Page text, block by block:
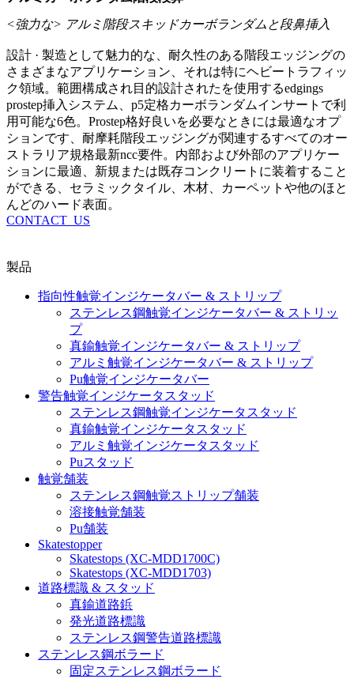
<強力な> アルミ階段スキッドカーボランダムと段鼻挿入
設計 · 製造として魅力的な、耐久性のある階段エッジングの
さまざまなアプリケーション、それは特にヘビートラフィッ
ク領域。範囲構成され目的設計されたを使用するedgings
prostep挿入システム、p5定格カーボランダムインサートで利
用可能な6色。Prostep格好良いを必要なときには最適なオプ
ションです、耐摩耗階段エッジングが関連するすべてのオー
ストラリア規格最新ncc要件。内部および外部のアプリケー
ションに最適、新規または既存コンクリートに装着すること
ができる、セラミックタイル、木材、カーペットや他のほと
んどのハード表面。
CONTACT_US
製品
指向性触覚インジケータバー & ストリップ
ステンレス鋼触覚インジケータバー & ストリッ
プ
真鍮触覚インジケータバー & ストリップ
アルミ触覚インジケータバー & ストリップ
Pu触覚インジケータバー
警告触覚インジケータスタッド
ステンレス鋼触覚インジケータスタッド
真鍮触覚インジケータスタッド
アルミ触覚インジケータスタッド
Puスタッド
触覚舗装
ステンレス鋼触覚ストリップ舗装
溶接触覚舗装
Pu舗装
Skatestopper
Skatestops (XC-MDD1700C)
Skatestops (XC-MDD1703)
道路標識 & スタッド
真鍮道路鋲
発光道路標識
ステンレス鋼警告道路標識
ステンレス鋼ボラード
固定ステンレス鋼ボラード